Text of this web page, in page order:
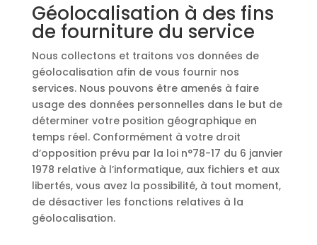
Géolocalisation à des fins
de fourniture du service
Nous collectons et traitons vos données de
géolocalisation afin de vous fournir nos
services. Nous pouvons être amenés à faire
usage des données personnelles dans le but de
déterminer votre position géographique en
temps réel. Conformément à votre droit
d’opposition prévu par la loi n°78-17 du 6 janvier
1978 relative à l’informatique, aux fichiers et aux
libertés, vous avez la possibilité, à tout moment,
de désactiver les fonctions relatives à la
géolocalisation.